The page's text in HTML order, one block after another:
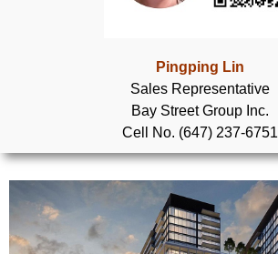
新居民
留学生指南
实用链接
Pingping Lin
Sales Representative
Bay Street Group Inc.
Cell No. (647) 237-6751